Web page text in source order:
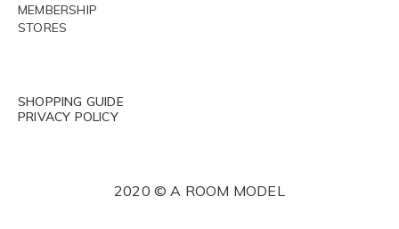
MEMBERSHIP
STORES
SHOPPING GUIDE
PRIVACY POLICY
2020 © A ROOM MODEL